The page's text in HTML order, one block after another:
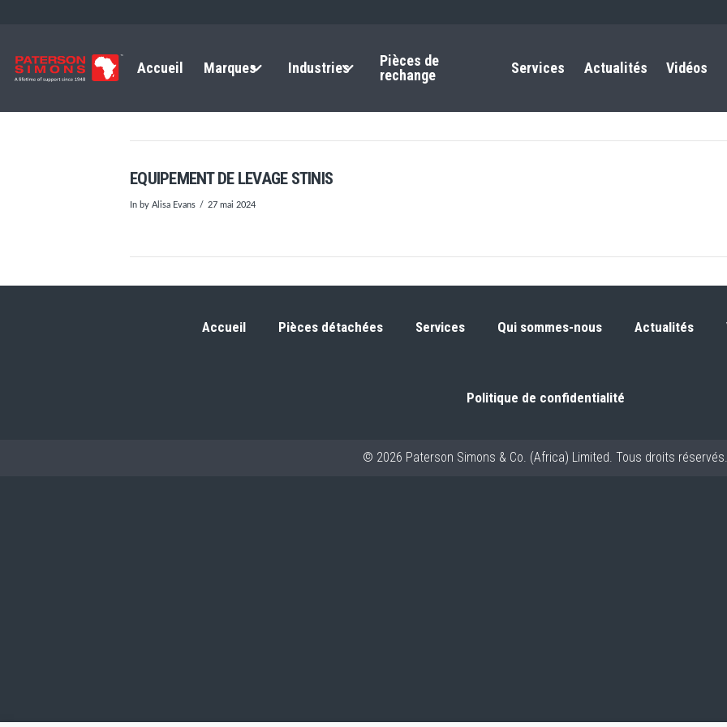
Accueil Marques Industries
Pièces de
rechange
Services Actualités Vidéos
EQUIPEMENT DE LEVAGE STINIS
In by Alisa Evans 27 mai 2024
Accueil Pièces détachées Services Qui sommes-nous Actualités
Politique de confidentialité
© 2026 Paterson Simons & Co. (Africa) Limited. Tous droits réservés.